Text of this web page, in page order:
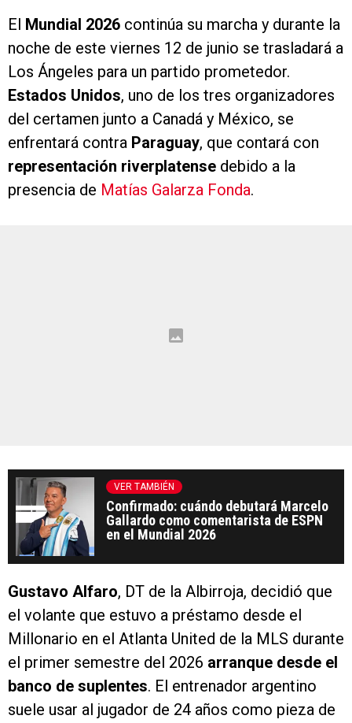
El Mundial 2026 continúa su marcha y durante la
noche de este viernes 12 de junio se trasladará a
Los Ángeles para un partido prometedor.
Estados Unidos, uno de los tres organizadores
del certamen junto a Canadá y México, se
enfrentará contra Paraguay, que contará con
representación riverplatense debido a la
presencia de Matías Galarza Fonda.
VER TAMBIÉN
Confirmado: cuándo debutará Marcelo
Gallardo como comentarista de ESPN
en el Mundial 2026
Gustavo Alfaro, DT de la Albirroja, decidió que
el volante que estuvo a préstamo desde el
Millonario en el Atlanta United de la MLS durante
el primer semestre del 2026 arranque desde el
banco de suplentes. El entrenador argentino
suele usar al jugador de 24 años como pieza de